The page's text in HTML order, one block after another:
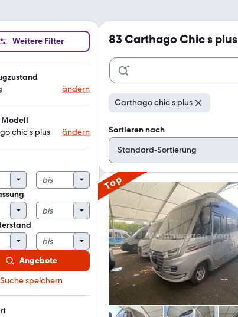
Weitere Filter
ändern
chic s plus
ändern
Angebote
Suche speichern
83 Carthago Chic s plus
Carthago chic s plus
Sortieren nach
Top